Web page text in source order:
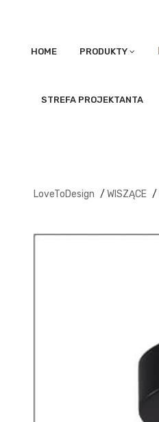
HOME PRODUKTY
STREFA PROJEKTANTA
LoveToDesign / WISZĄCE /